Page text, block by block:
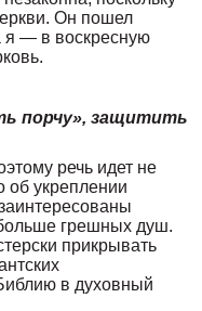
Он пошел
я — в воскресную
порчу», защитить
речь идет не
об укреплении
грешных душ.
прикрывать
в духовный